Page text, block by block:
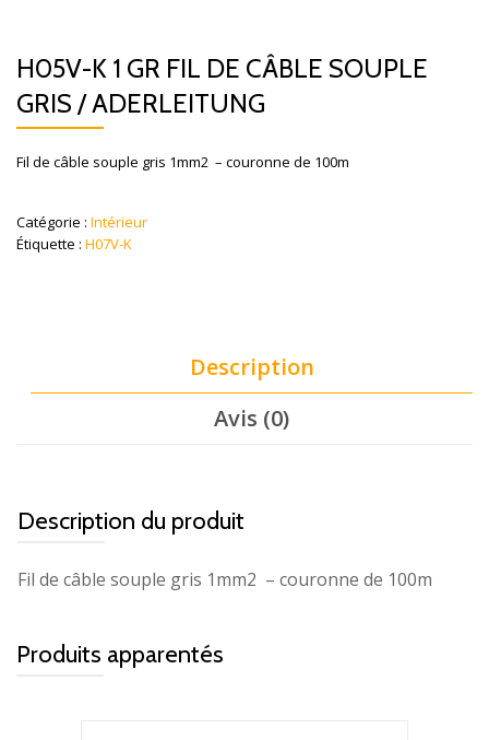
H05V-K 1 GR FIL DE CÂBLE SOUPLE
GRIS / ADERLEITUNG
Fil de câble souple gris 1mm2 – couronne de 100m
Catégorie : Intérieur
Étiquette : H07V-K
Description
Avis (0)
Description du produit
Fil de câble souple gris 1mm2 – couronne de 100m
Produits apparentés